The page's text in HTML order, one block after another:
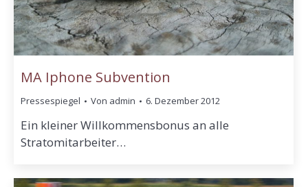
MA Iphone Subvention
Pressespiegel Von admin 6. Dezember 2012
Ein kleiner Willkommensbonus an alle
Stratomitarbeiter…